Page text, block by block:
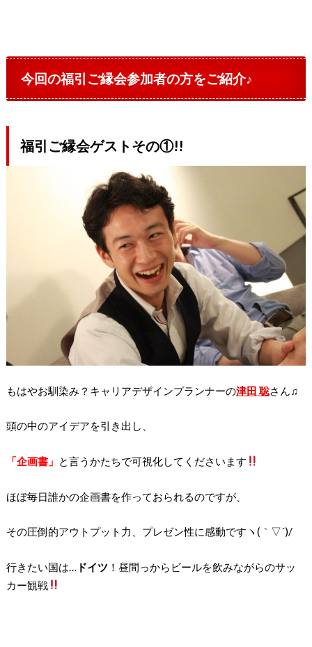
今回の福引ご縁会参加者の方をご紹介♪
福引ご縁会ゲストその①!!
もはやお馴染み？キャリアデザインプランナーの津田 聡さん♫
頭の中のアイデアを引き出し、
「企画書」 と言うかたちで可視化してくださいます
ほぼ毎日誰かの企画書を作っておられるのですが、
その圧倒的アウトプット力、プレゼン性に感動ですヽ(｀▽´)/
行きたい国は…ドイツ ！昼間っからビールを飲みながらのサッ
カー観戦